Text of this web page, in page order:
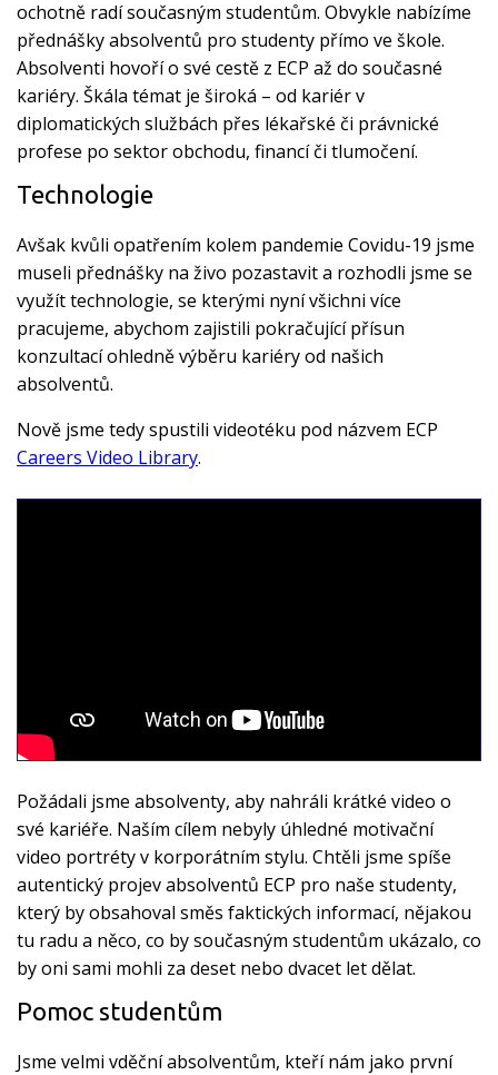
ochotně radí současným studentům. Obvykle nabízíme
přednášky absolventů pro studenty přímo ve škole.
Absolventi hovoří o své cestě z ECP až do současné
kariéry. Škála témat je široká – od kariér v
diplomatických službách přes lékařské či právnické
profese po sektor obchodu, financí či tlumočení.
Technologie
Avšak kvůli opatřením kolem pandemie Covidu-19 jsme
museli přednášky na živo pozastavit a rozhodli jsme se
využít technologie, se kterými nyní všichni více
pracujeme, abychom zajistili pokračující přísun
konzultací ohledně výběru kariéry od našich
absolventů.
Nově jsme tedy spustili videotéku pod názvem ECP
Careers Video Library.
Požádali jsme absolventy, aby nahráli krátké video o
své kariéře. Naším cílem nebyly úhledné motivační
video portréty v korporátním stylu. Chtěli jsme spíše
autentický projev absolventů ECP pro naše studenty,
který by obsahoval směs faktických informací, nějakou
tu radu a něco, co by současným studentům ukázalo, co
by oni sami mohli za deset nebo dvacet let dělat.
Pomoc studentům
Jsme velmi vděční absolventům, kteří nám jako první